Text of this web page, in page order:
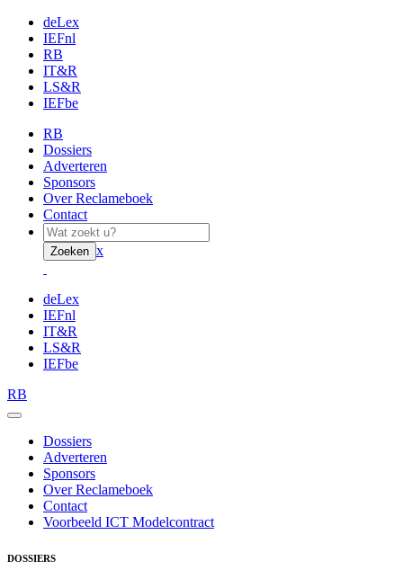
deLex
IEFnl
RB
IT&R
LS&R
IEFbe
RB
Dossiers
Adverteren
Sponsors
Over Reclameboek
Contact
Zoeken x
deLex
IEFnl
IT&R
LS&R
IEFbe
RB
Dossiers
Adverteren
Sponsors
Over Reclameboek
Contact
Voorbeeld ICT Modelcontract
DOSSIERS